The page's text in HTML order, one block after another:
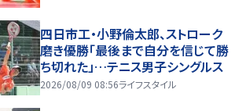
四日市工・小野倫太郎、ストローク
磨き優勝「最後まで自分を信じて勝
ち切れた」…テニス男子シングルス
2026/08/09 08:56ライフスタイル